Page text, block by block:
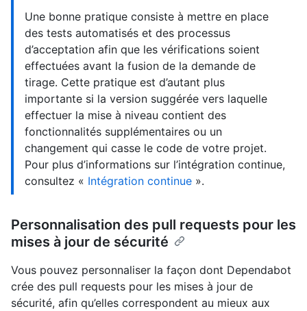
Une bonne pratique consiste à mettre en place
des tests automatisés et des processus
d’acceptation afin que les vérifications soient
effectuées avant la fusion de la demande de
tirage. Cette pratique est d’autant plus
importante si la version suggérée vers laquelle
effectuer la mise à niveau contient des
fonctionnalités supplémentaires ou un
changement qui casse le code de votre projet.
Pour plus d’informations sur l’intégration continue,
consultez « Intégration continue ».
Personnalisation des pull requests pour les
mises à jour de sécurité
Vous pouvez personnaliser la façon dont Dependabot
crée des pull requests pour les mises à jour de
sécurité, afin qu’elles correspondent au mieux aux